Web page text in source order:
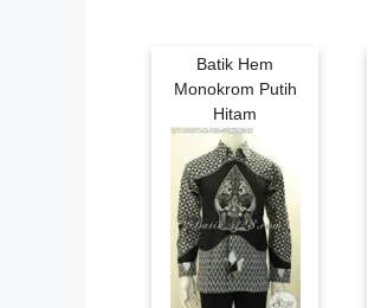
Batik Hem
Monokrom Putih
Hitam